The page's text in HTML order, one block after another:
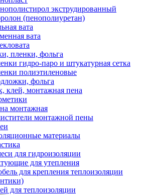
экструдированный
(пенополиуретан)
вата
вата
пленки, фольга
гидро-паро и штукатурная сетка
полиэтиленовые
фольга
клей, монтажная пена
монтажная
монтажной пены
материалы
для гидроизоляции
для утепления
для крепления теплоизоляции
для теплоизоляции